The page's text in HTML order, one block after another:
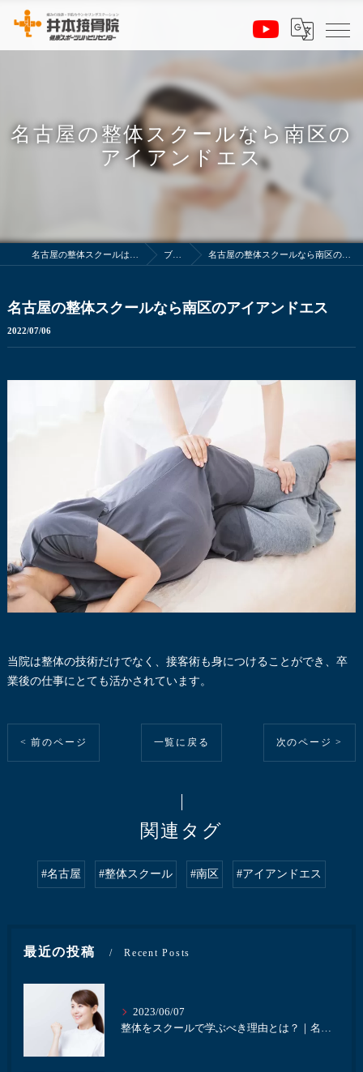
名古屋の整体スクールなら南区の
アイアンドエス
ブログ 名古屋の整体スクールなら南区のアイアンドエス
名古屋の整体スクールなら南区のアイアンドエス
2022/07/06
当院は整体の技術だけでなく、接客術も身につけることができ、卒
業後の仕事にとても活かされています。
< 前のページ 一覧に戻る 次のページ >
関連タグ
#名古屋 #整体スクール #南区 #アイアンドエス
最近の投稿 Recent Posts
2023/06/07